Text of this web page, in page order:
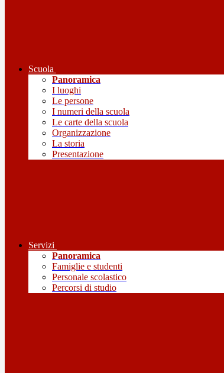
Scuola
Panoramica
I luoghi
Le persone
I numeri della scuola
Le carte della scuola
Organizzazione
La storia
Presentazione
Servizi
Panoramica
Famiglie e studenti
Personale scolastico
Percorsi di studio